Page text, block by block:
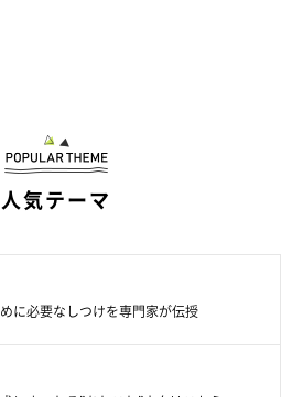
人気テーマ
に必要なしつけを専門家が伝授